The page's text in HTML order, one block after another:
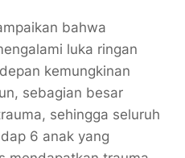
bahwa
luka ringan
kemungkinan
sebagian besar
sehingga seluruh
6 anak yang